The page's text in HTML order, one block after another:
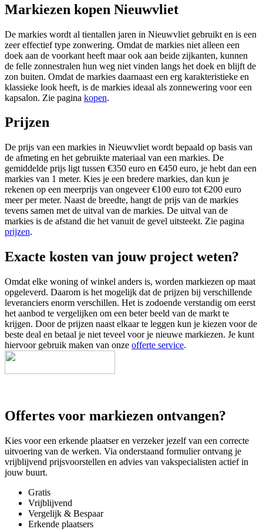
Markiezen kopen Nieuwvliet
De markies wordt al tientallen jaren in Nieuwvliet gebruikt en is een
zeer effectief type zonwering. Omdat de markies niet alleen een
doek aan de voorkant heeft maar ook aan beide zijkanten, kunnen
de felle zonnestralen hun weg niet vinden langs het doek en blijft de
zon buiten. Omdat de markies daarnaast een erg karakteristieke en
klassieke look heeft, is de markies ideaal als zonnewering voor een
kapsalon. Zie pagina kopen.
Prijzen
De prijs van een markies in Nieuwvliet wordt bepaald op basis van
de afmeting en het gebruikte materiaal van een markies. De
gemiddelde prijs ligt tussen €350 euro en €450 euro, je hebt dan een
markies van 1 meter. Kies je een bredere markies, dan kun je
rekenen op een meerprijs van ongeveer €100 euro tot €200 euro
meer per meter. Naast de breedte, hangt de prijs van de markies
tevens samen met de uitval van de markies. De uitval van de
markies is de afstand die het vanuit de gevel uitsteekt. Zie pagina
prijzen.
Exacte kosten van jouw project weten?
Omdat elke woning of winkel anders is, worden markiezen op maat
opgeleverd. Daarom is het mogelijk dat de prijzen bij verschillende
leveranciers enorm verschillen. Het is zodoende verstandig om eerst
het aanbod te vergelijken om een beter beeld van de markt te
krijgen. Door de prijzen naast elkaar te leggen kun je kiezen voor de
beste deal en betaal je niet teveel voor je nieuwe markiezen. Je kunt
hiervoor gebruik maken van onze offerte service.
Offertes voor markiezen ontvangen?
Kies voor een erkende plaatser en verzeker jezelf van een correcte
uitvoering van de werken. Via onderstaand formulier ontvang je
vrijblijvend prijsvoorstellen en advies van vakspecialisten actief in
jouw buurt.
Gratis
Vrijblijvend
Vergelijk & Bespaar
Erkende plaatsers